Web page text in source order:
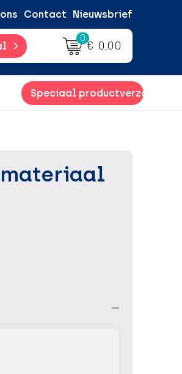
Contact Nieuwsbrief
0
€ 0,00
Speciaal productverzoek